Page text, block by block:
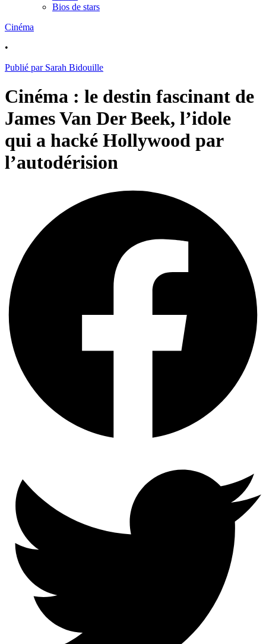
Bios de stars
Cinéma
•
Publié par Sarah Bidouille
Cinéma : le destin fascinant de
James Van Der Beek, l’idole
qui a hacké Hollywood par
l’autodérision